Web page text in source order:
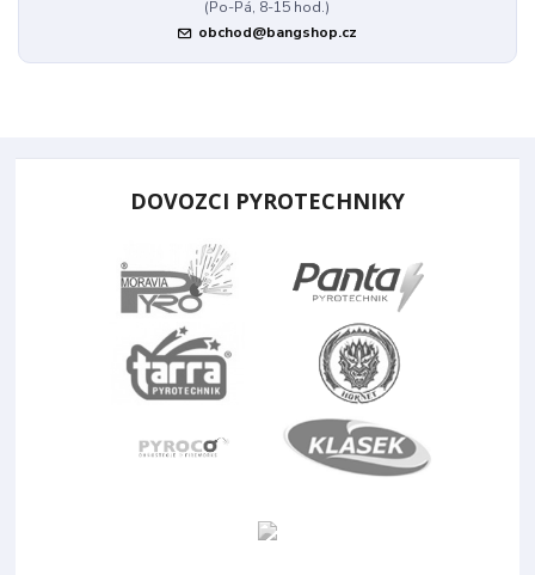
(Po-Pá, 8-15 hod.)
obchod@bangshop.cz
DOVOZCI PYROTECHNIKY